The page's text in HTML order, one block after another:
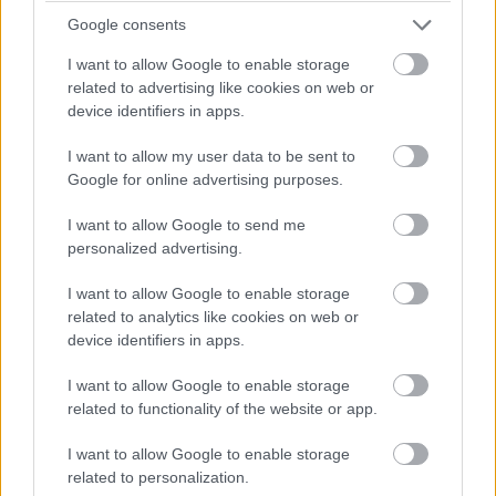
Google consents
I want to allow Google to enable storage
related to advertising like cookies on web or
device identifiers in apps.
I want to allow my user data to be sent to
Google for online advertising purposes.
I want to allow Google to send me
personalized advertising.
I want to allow Google to enable storage
related to analytics like cookies on web or
device identifiers in apps.
I want to allow Google to enable storage
related to functionality of the website or app.
I want to allow Google to enable storage
related to personalization.
De egyszerűen az van, hogy Wolff egyre
nagyobb nyomás alatt állt az utóbbi években,
főleg tavaly a Mercedes board részéről,